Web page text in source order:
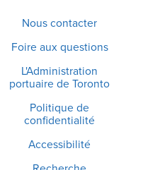
Nous contacter
Foire aux questions
L'Administration
portuaire de Toronto
Politique de
confidentialité
Accessibilité